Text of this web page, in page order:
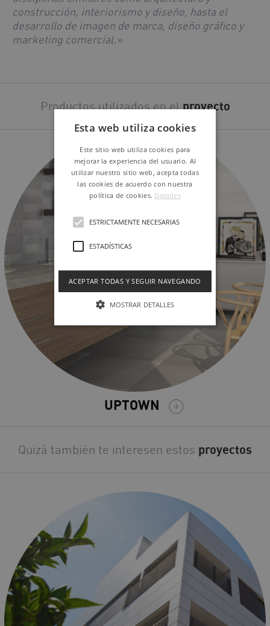
construcción, interiorismo y diseño, hasta el
desarrollo de imagen de marca, diseño gráfico y
marketing comercial.»
Productos utilizados en elproyecto
UPTOWN
Quizá también te interesen estos proyectos
Esta web utiliza cookies
Este sitio web utiliza cookies para
mejorar la experiencia del usuario. Al
utilizar nuestro sitio web, acepta todas
las cookies de acuerdo con nuestra
política de cookies. Detalles
ESTRICTAMENTE NECESARIAS
ESTADÍSTICAS
ACEPTAR TODAS Y SEGUIR NAVEGANDO
MOSTRAR DETALLES